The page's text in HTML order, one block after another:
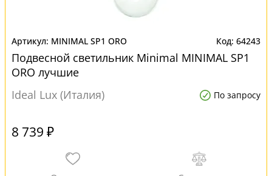
MINIMAL SP1 ORO 64243
Подвесной светильник Minimal MINIMAL SP1
ORO лучшие
Ideal Lux (Италия)
По запросу
8 739 ₽